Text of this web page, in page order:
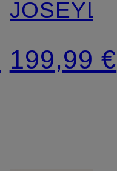
199,99 €